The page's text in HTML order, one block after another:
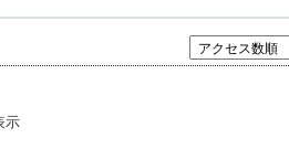
示